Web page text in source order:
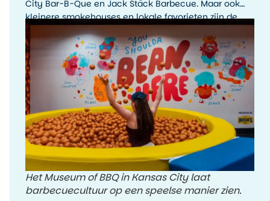
City Bar-B-Que en Jack Stack Barbecue. Maar ook
kleinere smokehouses en lokale favorieten zijn de
moeite waard. Het leukste is om tijdens je verblijf
meerdere BBQ-stops te proberen en zelf te ontdekken
welke stijl jouw favoriet is.
Het Museum of BBQ in Kansas City laat
barbecuecultuur op een speelse manier zien.